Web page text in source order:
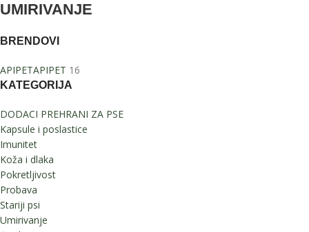
UMIRIVANJE
BRENDOVI
APIPETAPIPET 16
KATEGORIJA
DODACI PREHRANI ZA PSE
Kapsule i poslastice
Imunitet
Koža i dlaka
Pokretljivost
Probava
Stariji psi
Umirivanje